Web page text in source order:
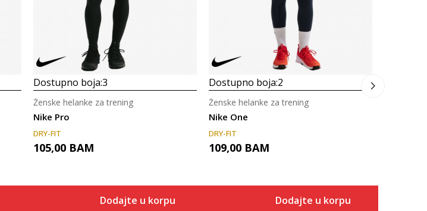
Dostupno boja:3
Nike Pro
Ženske helanke za trening
DRY-FIT
105,00 BAM
Dodajte u korpu
Dostupno boja:2
Nike One
Ženske helanke za trening
DRY-FIT
109,00 BAM
Dodajte u korpu